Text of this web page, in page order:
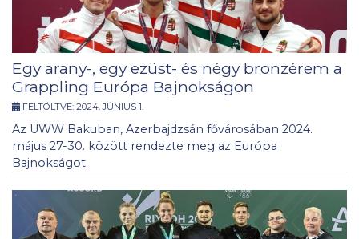
Egy arany-, egy ezüst- és négy bronzérem a
Grappling Európa Bajnokságon
FELTÖLTVE: 2024. JÚNIUS 1.
Az UWW Bakuban, Azerbajdzsán fővárosában 2024.
május 27-30. között rendezte meg az Európa
Bajnokságot.